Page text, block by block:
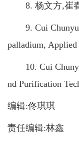
8. 杨文方,崔春
9. Cui
palladium,
10. Cui
nd Purification
编辑:佟琪琪
责任编辑:林鑫